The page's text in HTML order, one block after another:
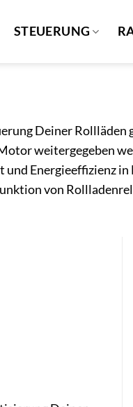
STEUERUNG
Deiner Rollläden
weitergegeben
Energieeffizienz
von